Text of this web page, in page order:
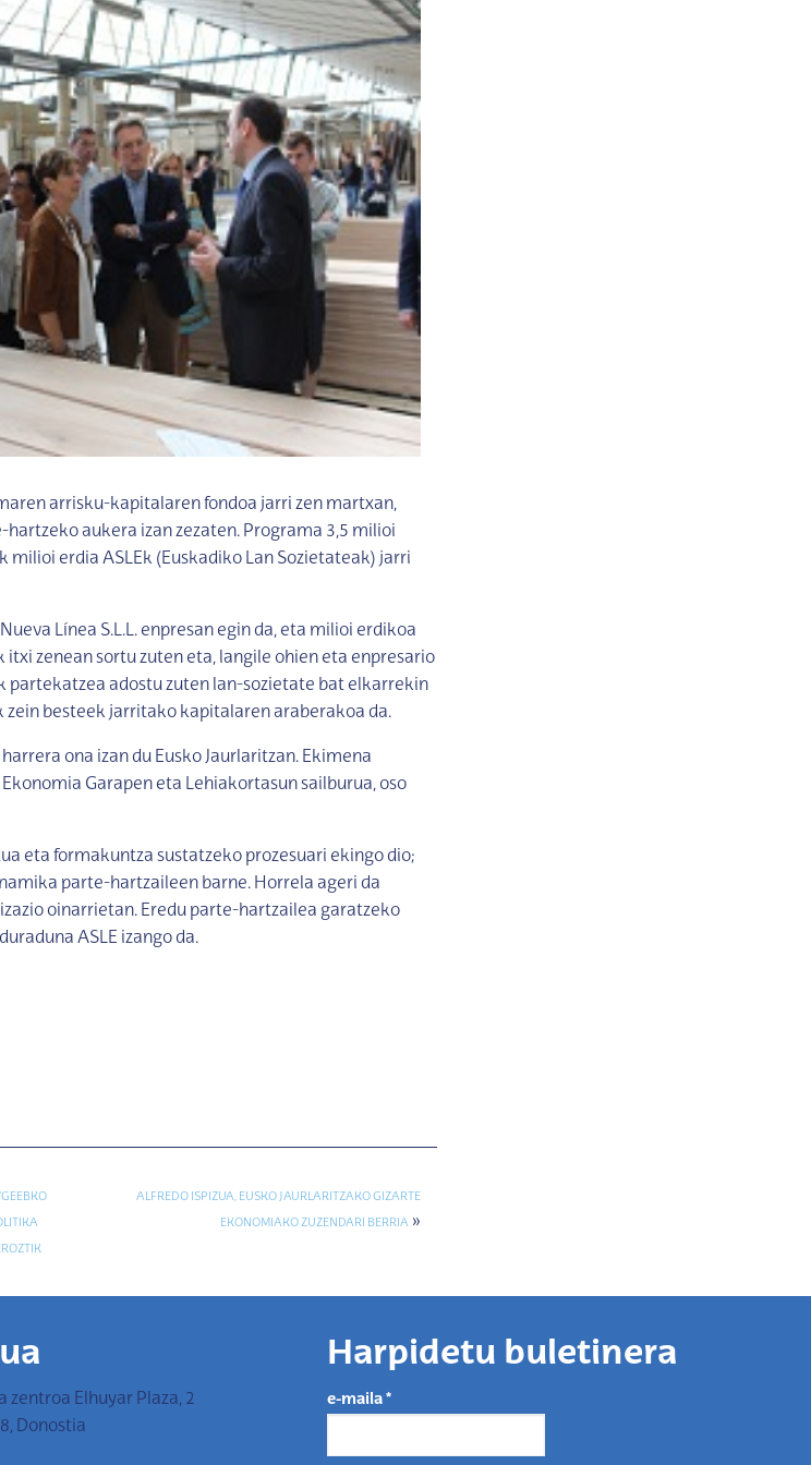
arrisku-kapitalaren fondoa jarri zen martxan,
aukera izan zezaten. Programa 3,5 milioi
erdia ASLEk (Euskadiko Lan Sozietateak) jarri
Línea S.L.L. enpresan egin da, eta milioi erdikoa
itxi zenean sortu zuten eta, langile ohien eta enpresario
partekatzea adostu zuten lan-sozietate bat elkarrekin
zein besteek jarritako kapitalaren araberakoa da.
ona izan du Eusko Jaurlaritzan. Ekimena
Garapen eta Lehiakortasun sailburua, oso
eta formakuntza sustatzeko prozesuari ekingo dio;
parte-hartzaileen barne. Horrela ageri da
oinarrietan. Eredu parte-hartzailea garatzeko
ASLE izango da.
ALFREDO ISPIZUA, EUSKO JAURLARITZAKO GIZARTE
EKONOMIAKO ZUZENDARI BERRIA»
zentroa Elhuyar Plaza, 2
Donostia
Harpidetu buletinera
e-maila*